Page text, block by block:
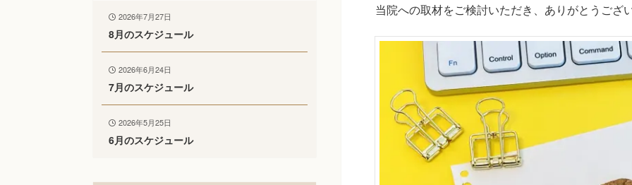
当院への取材をご検討いただき、ありがとうござ
2026年7月27日
8月のスケジュール
2026年6月24日
7月のスケジュール
2026年5月25日
6月のスケジュール